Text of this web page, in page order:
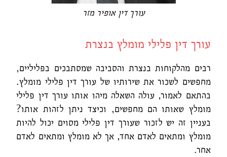
עורך דין אופיר מזר
עורך דין פלילי מומלץ בנצרת
רבים מהלקוחות בנצרת והסביבה שמסתבכים בפליליים,
מחפשים לשכור את שירותיו של עורך דין פלילי מומלץ.
בהתאם לאמור, עולה השאלה מיהו אותו עורך דין פלילי
מומלץ שאותו הם מחפשים, וכיצד ניתן לזהות אותו?
בעניין זה יש לזכור שעורך דין פלילי מסוים יכול להיות
מומלץ ומתאים לאדם אחד, אך לא מומלץ ומתאים לאדם
אחר.